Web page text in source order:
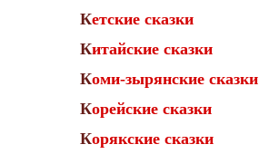
Кетские сказки
Китайские сказки
Коми-зырянские сказки
Корейские сказки
Корякские сказки